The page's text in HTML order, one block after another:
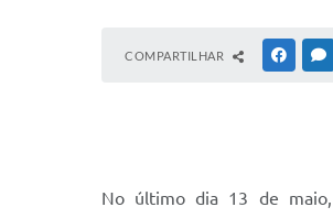
COMPARTILHAR
No último dia 13 de maio,